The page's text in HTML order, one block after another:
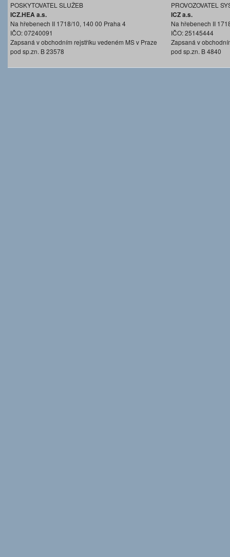
POSKYTOVATEL SLUŽEB
ICZ.HEA a.s.
Na hřebenech II 1718/10, 140 00 Praha 4
IČO: 07240091
Zapsaná v obchodním rejstříku vedeném MS v Praze
pod sp.zn. B 23578
PROVOZOVATEL
ICZ a.s.
Na hřebenech II
IČO: 25145444
Zapsaná v
pod sp.zn. B 4840